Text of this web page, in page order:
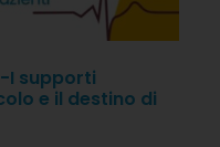
-I supporti
e il destino di